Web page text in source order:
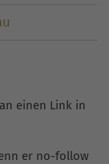
einen Link in
er no-follow